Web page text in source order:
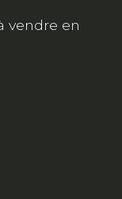
vendre en